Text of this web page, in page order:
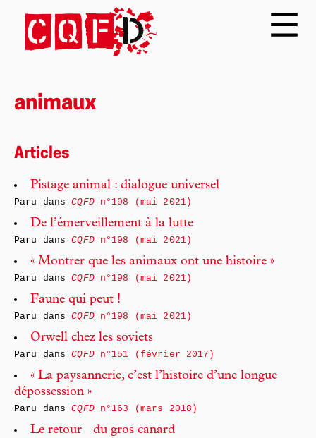
animaux
Articles
Pistage animal : dialogue universel
Paru dansCQFDn°198 (mai 2021)
De l’émerveillement à la lutte
Paru dansCQFDn°198 (mai 2021)
« Montrer que les animaux ont une histoire »
Paru dansCQFDn°198 (mai 2021)
Faune qui peut !
Paru dansCQFDn°198 (mai 2021)
Orwell chez les soviets
Paru dansCQFDn°151 (février 2017)
« La paysannerie, c’est l’histoire d’une longue
dépossession »
Paru dansCQFDn°163 (mars 2018)
Le retour du gros canard